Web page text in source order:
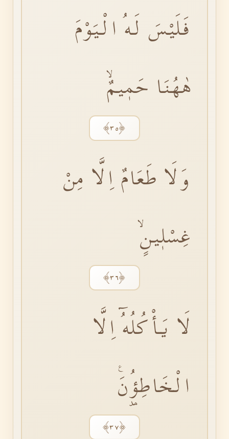
فَلَيْسَ لَهُ الْيَوْمَ
هٰهُنَا حَمٖيمٌۙ
﴿٣٥﴾
وَلَا طَعَامٌ اِلَّا مِنْ
غِسْلٖينٍۙ
﴿٣٦﴾
لَا يَأْكُلُهُٓ اِلَّا
الْخَاطِؤُ۫نَࣖ
﴿٣٧﴾